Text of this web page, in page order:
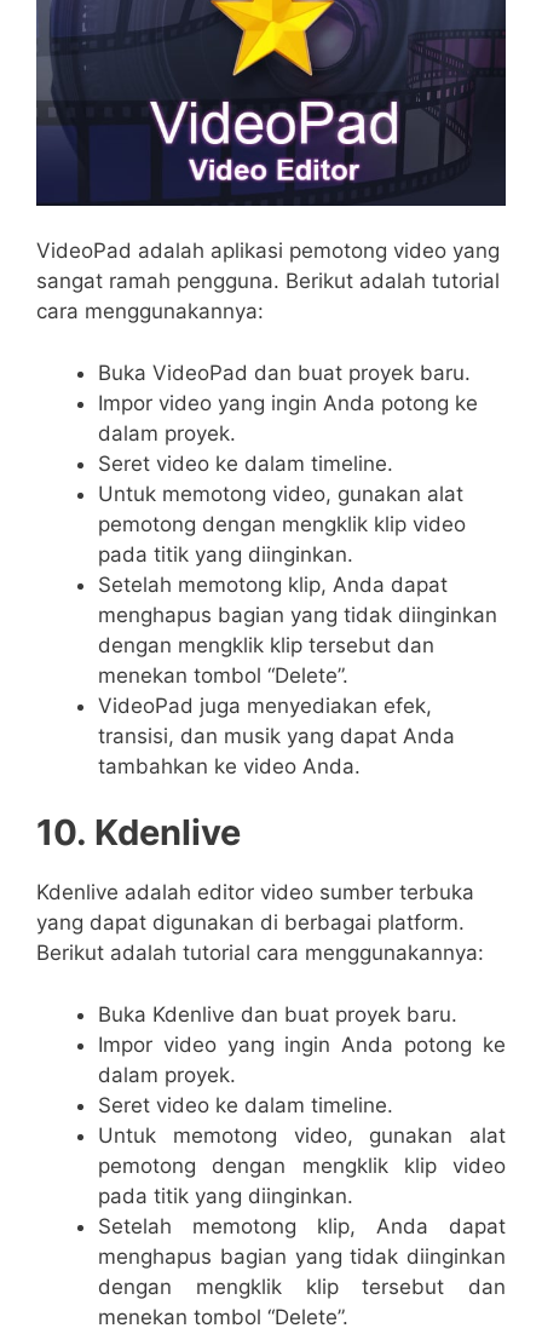
VideoPad adalah aplikasi pemotong video yang
sangat ramah pengguna. Berikut adalah tutorial
cara menggunakannya:
Buka VideoPad dan buat proyek baru.
Impor video yang ingin Anda potong ke
dalam proyek.
Seret video ke dalam timeline.
Untuk memotong video, gunakan alat
pemotong dengan mengklik klip video
pada titik yang diinginkan.
Setelah memotong klip, Anda dapat
menghapus bagian yang tidak diinginkan
dengan mengklik klip tersebut dan
menekan tombol “Delete”.
VideoPad juga menyediakan efek,
transisi, dan musik yang dapat Anda
tambahkan ke video Anda.
10. Kdenlive
Kdenlive adalah editor video sumber terbuka
yang dapat digunakan di berbagai platform.
Berikut adalah tutorial cara menggunakannya:
Buka Kdenlive dan buat proyek baru.
Impor video yang ingin Anda potong ke
dalam proyek.
Seret video ke dalam timeline.
Untuk memotong video, gunakan alat
pemotong dengan mengklik klip video
pada titik yang diinginkan.
Setelah memotong klip, Anda dapat
menghapus bagian yang tidak diinginkan
dengan mengklik klip tersebut dan
menekan tombol “Delete”.